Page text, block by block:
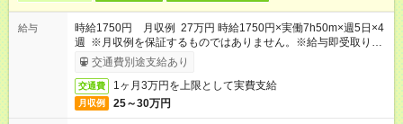
給与
時給1750円 月収例 27万円 時給1750円×実働7h50m×週5日×4
週 ※月収例を保証するものではありません。※給与即受取りサ
ービス利用可（利用条件有）
交通費別途支給あり
交通費 1ヶ月3万円を上限として実費支給
月収例 25～30万円